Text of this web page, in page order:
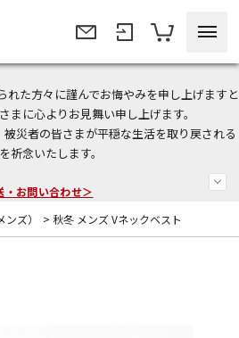
れた方々に謹んでお悔やみを申し上げますと
まに心よりお見舞い申し上げます。
災者の皆さまが平穏な生活を取り戻される
祈念いたします。
OFFクーポンプレゼント！
＞
ンズ） > 秋冬 メンズ Vネックベスト